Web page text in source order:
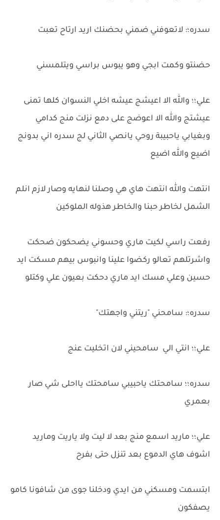
سدره؛: لاتعوفني ضمني بحضنك اريد ارتاح تعبت
حضنتو وكمت ابجي وهو يبوس براسي ويتلمسني
علي؛؛ والله الا اعيشج عيشه اخلي النسوان كلها تمنى
عيشتج والله الا اعوضج على دمع نزلت منج كدامي
وبغيابي ياحبيبة روحي يانصي الثاني لج سدره اني بدونج
اضيع والله اضيع
انتهت والله انتهت هاي هي وصلنا لنهايه وصار لازم انلم
الشمل لخاطر حبنا والخاطر هذوله الملوكين
رفعت راسي لكيت ماري وحسوني يضحكون ضحكت
واشرتلهم تعالو ركضوا علينا وانبوس بيهم مسكت ايد
حسين وعلي مسك ايد ماري دحكت بعيون علي وكتلو
سدره؛: سامحني "ريتني واجهتك"
علي؛؛ انتي الي سامحيني لان اتخليت عنج
سدره؛؛ سامحتك ياحبيبي سامحتك يااحلى شي صار
بعمري
علي؛؛ ماريد اسمع منج بعد لا ليت ولا ياريت وماريد
اشوف هاي الدموع بعد تنزل حتى بفرح
ابتسمت ومسكني من ايدي ودخلنا جوى من شافونا كامو
يصفكون